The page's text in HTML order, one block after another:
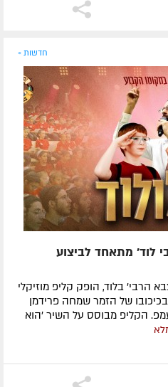
חדשות »
לוד' מתאחד לביצוע
הרבי' בלוד, הופק קליפ מוזיקלי
של הזמר שמחה פרידמן
הקליפ מבוסס על השיר 'הוא